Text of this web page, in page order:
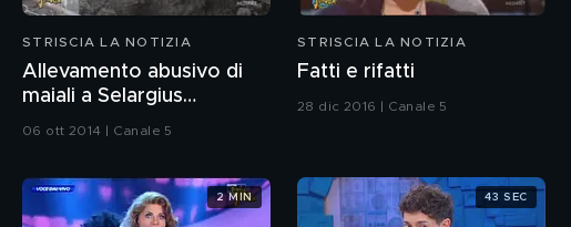
STRISCIA LA NOTIZIA
Allevamento abusivo di
maiali a Selargius
06 ott 2014 | Canale 5
STRISCIA LA NOTIZIA
Fatti e rifatti
28 dic 2016 | Canale 5
2 MIN 43 SEC